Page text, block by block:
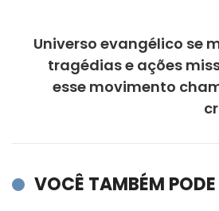
Universo evangélico se
tragédias e ações
esse movimento
VOCÊ TAMBÉM